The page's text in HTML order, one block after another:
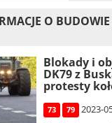
O
Blokady i
DK79 z
protesty
73 79
2023-